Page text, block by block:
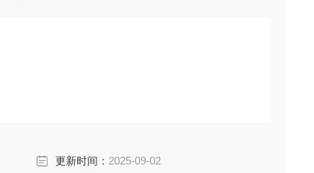
更新时间： 2025-09-02